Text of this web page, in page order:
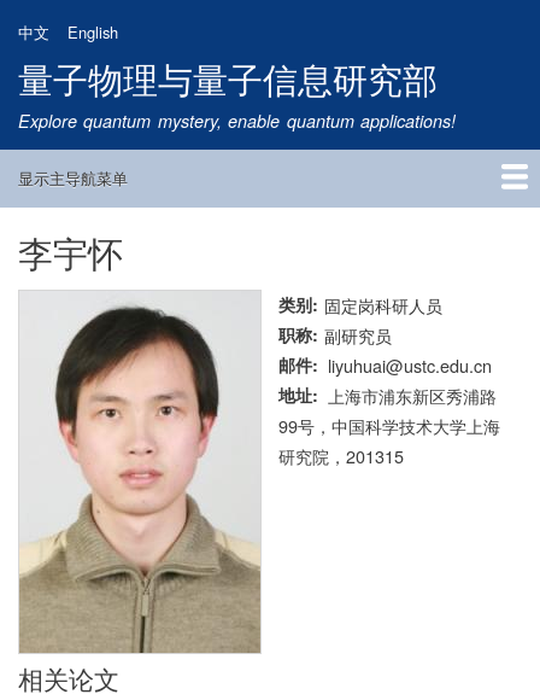
到
主
要
内
中文 English
量子物理与量子信息研究部
Explore quantum mystery, enable quantum applications!
Main
显示主导航菜单
首页
研究方向
量子卫星
团队成员
新闻动态
研究进展
学术报告
论文发表
公告通知
招生信息
相关链接
李宇怀
类别 固定岗科研人员
职称 副研究员
邮件 liyuhuai@ustc.edu.cn
地址
上海市浦东新区秀浦路
99号，中国科学技术大学上海
研究院，201315
相关论文